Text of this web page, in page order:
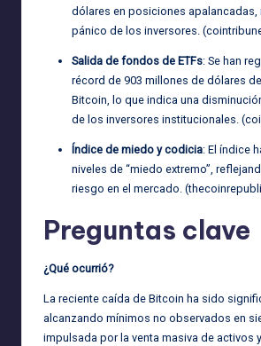
dólares en posiciones apalancadas,
pánico de los inversores. (
Salida de fondos de ETFs: Se han
récord de 903 millones de dólares
Bitcoin, lo que indica una
de los inversores institucionales. (
Índice de miedo y codicia: El índice
niveles de “miedo extremo”,
riesgo en el mercado. (
Preguntas clave
¿Qué ocurrió?
La reciente caída de Bitcoin ha sido
alcanzando mínimos no observados en
impulsada por la venta masiva de activos